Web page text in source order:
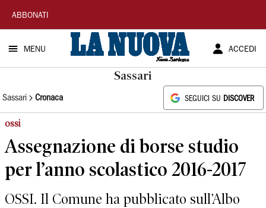
La
Nuova
Sardegna
ABBONATI
MENU ACCEDI
Sassari
Sassari Cronaca SEGUICI SU DISCOVER
ossi
Assegnazione di borse studio
per l’anno scolastico 2016-2017
OSSI. Il Comune ha pubblicato sull’Albo